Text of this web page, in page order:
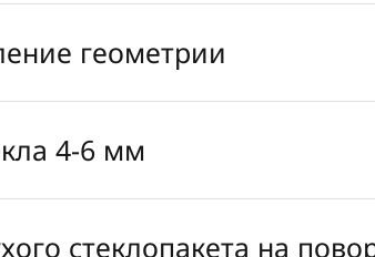
геометрии
4-6 мм
стеклопакета на